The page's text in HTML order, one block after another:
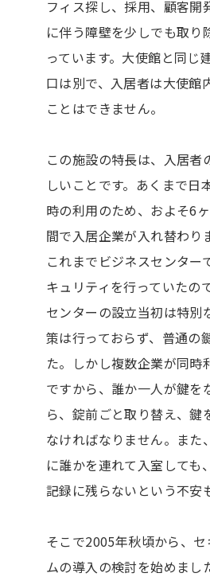
フィス探し、採用、顧客開
に伴う障壁を少しでも取り
っています。大使館と同じ
口は別で、入居者は大使館
ことはできません。
この施設の特長は、入居者
しいことです。あくまで日
時の利用のため、およそ6
間で入居企業が入れ替わり
これまでビジネスセンター
キュリティを行っていたの
センターの設立当初は特別
策は行っておらず、普通の
た。しかし複数企業が同時
ですから、誰か一人が鍵を
ら、錠前ごと取り替え、鍵
なければなりません。また
に誰かを連れて入室しても
記録に残らないという不安
そこで2005年秋頃から、
ムの導入の検討を始めまし